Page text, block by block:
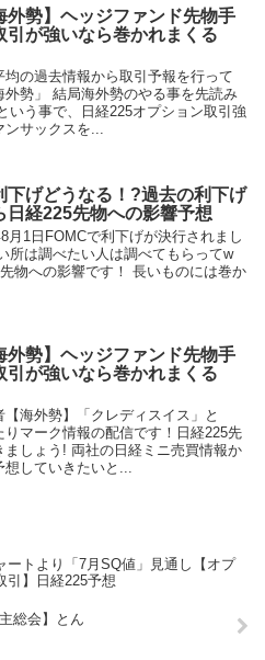
外勢】ヘッジファンド先物手
引が強いなら巻かれまくる
の過去情報から取引予報を行って
勢」 結局海外勢のやる事を先読み
いう事で、日経225オプション取引強
ンサックスを...
下げどうなる！?過去の利下げ
日経225先物への影響予想
月1日FOMCで利下げが決行されまし
所は調べたい人は調べてもらってw
物への影響です！ 長いものには巻か
外勢】ヘッジファンド先物手
引が強いなら巻かれまくる
海外勢】「クレディスイス」と
りマーク情報の配信です！日経225先
しょう! 両社の日経ミニ売買情報か
想していきたいと...
ートより「7月SQ値」見通し【オプ
引】日経225予想
総会】とん